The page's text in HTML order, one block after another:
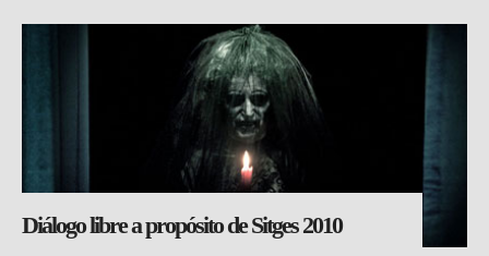
Diálogo libre a propósito de Sitges 2010